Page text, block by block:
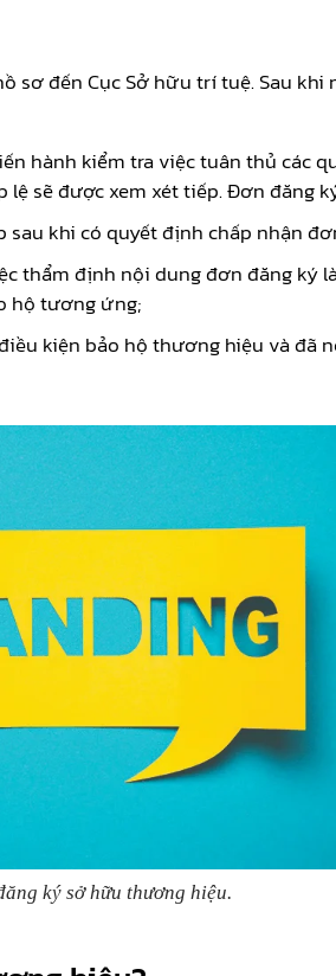
đến Cục Sở hữu trí tuệ. Sau
hành kiểm tra việc tuân thủ các
sẽ được xem xét tiếp. Đơn đăng
khi có quyết định chấp nhận
thẩm định nội dung đơn đăng ký
hộ tương ứng;
kiện bảo hộ thương hiệu và đã
ký sở hữu thương hiệu.